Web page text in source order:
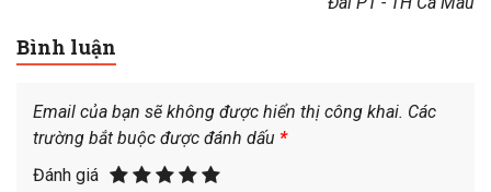
Bình luận
Email của bạn sẽ không được hiển thị công khai. Các
trường bắt buộc được đánh dấu *
Đánh giá